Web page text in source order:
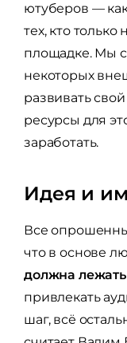
ютуберов —
тех, кто только
площадке. Мы
некоторых
развивать
ресурсы для
заработать.
Идея и
Все
что в основе
должна
привлекать
шаг, всё